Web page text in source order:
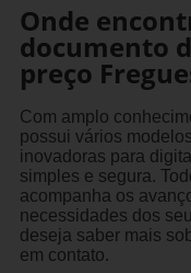
Onde
documento
preço
Com amplo
possui vários
inovadoras para
simples e segura.
acompanha os
necessidades dos
deseja saber mais
em contato.